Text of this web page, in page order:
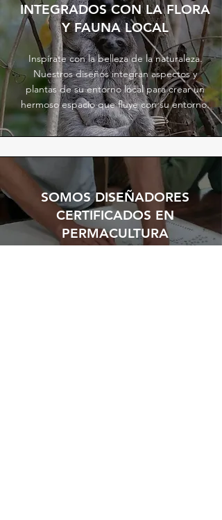
INTEGRADOS CON LA FLORA
Y FAUNA LOCAL
Inspírate con la belleza de la naturaleza.
Nuestros diseños integran aspectos y
plantas de su entorno local para crear un
hermoso espacio que fluye con su entorno.
SOMOS DISEÑADORES
CERTIFICADOS EN
PERMACULTURA